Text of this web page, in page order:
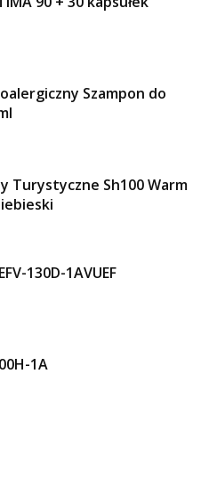
Szampon do
Turystyczne Sh100 Warm
130D-1AVUEF
1A